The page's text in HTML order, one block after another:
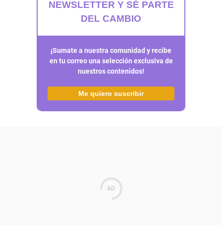
NEWSLETTER Y SÉ PARTE
DEL CAMBIO
¡Sumate a nuestra comunidad y recibe
en tu correo una selección exclusiva de
nuestros contenidos!
Me quiero suscribir